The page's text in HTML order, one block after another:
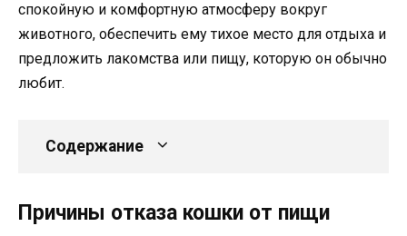
спокойную и комфортную атмосферу вокруг
животного, обеспечить ему тихое место для отдыха и
предложить лакомства или пищу, которую он обычно
любит.
Содержание
Причины отказа кошки от пищи